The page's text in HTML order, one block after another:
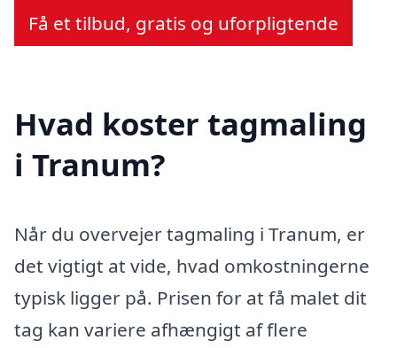
Få et tilbud, gratis og uforpligtende
Hvad koster tagmaling
i Tranum?
Når du overvejer tagmaling i Tranum, er
det vigtigt at vide, hvad omkostningerne
typisk ligger på. Prisen for at få malet dit
tag kan variere afhængigt af flere